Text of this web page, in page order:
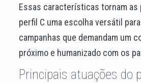
Essas características tornam as
perfil C uma escolha versátil
campanhas que demandam um
próximo e humanizado com os
Principais atuações do